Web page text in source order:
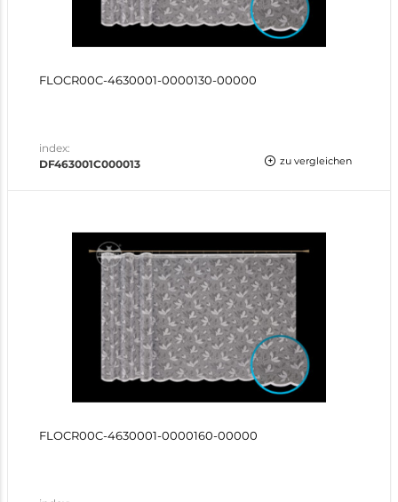
FLOCR00C-4630001-0000130-00000
index:
DF463001C000013
zu vergleichen
FLOCR00C-4630001-0000160-00000